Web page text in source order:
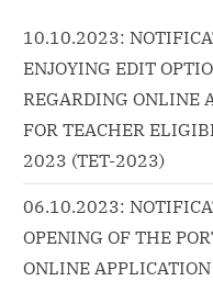
progressivelearnin
%e0%a4%a
dil-bechara-
a-r-rahman/"
link">Read
class="screen-
10.10.2023:
ENJOYING EDIT
REGARDING ONLINE
FOR TEACHER
2023 (TET-2023)
06.10.2023:
OPENING OF THE
ONLINE